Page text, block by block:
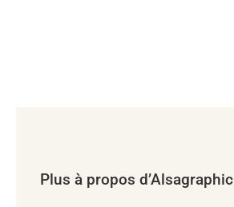
Plus à propos d’Alsagraphic